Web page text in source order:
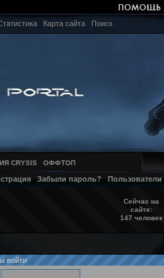
Карта сайта Поиск
CRYSIS ОФФТОП
Забыли пароль? Пользователи
Сейчас на
сайте:
147 человек
войти